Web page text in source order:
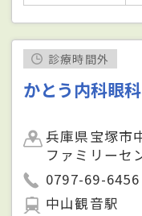
診療時間外
かとう内科眼
兵庫県宝塚市
ファミリーセ
0797-69-6456
中山観音駅